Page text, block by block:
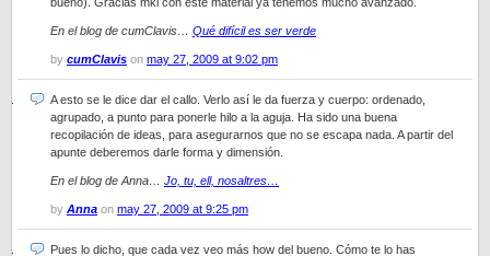
En el blog de cumClavis… Qué difícil es ser verde
by cumClavis on may 27, 2009 at 9:02 pm
A esto se le dice dar el callo. Verlo así le da fuerza y cuerpo: ordenado,
agrupado, a punto para ponerle hilo a la aguja. Ha sido una buena
recopilación de ideas, para asegurarnos que no se escapa nada. A partir del
apunte deberemos darle forma y dimensión.
En el blog de Anna… Jo, tu, ell, nosaltres…
by Anna on may 27, 2009 at 9:25 pm
Pues lo dicho, que cada vez veo más how del bueno. Cómo te lo has